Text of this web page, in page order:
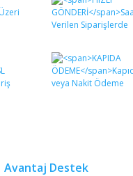
ilk yorumu siz yapın!
Yorum Yaz
gördüğünüz noktaları
tarafımıza iletebilirsiniz.
için teşekkür ederiz.
bozuk veya
eksik bilgiler bulunuyor.
Avantaj Destek